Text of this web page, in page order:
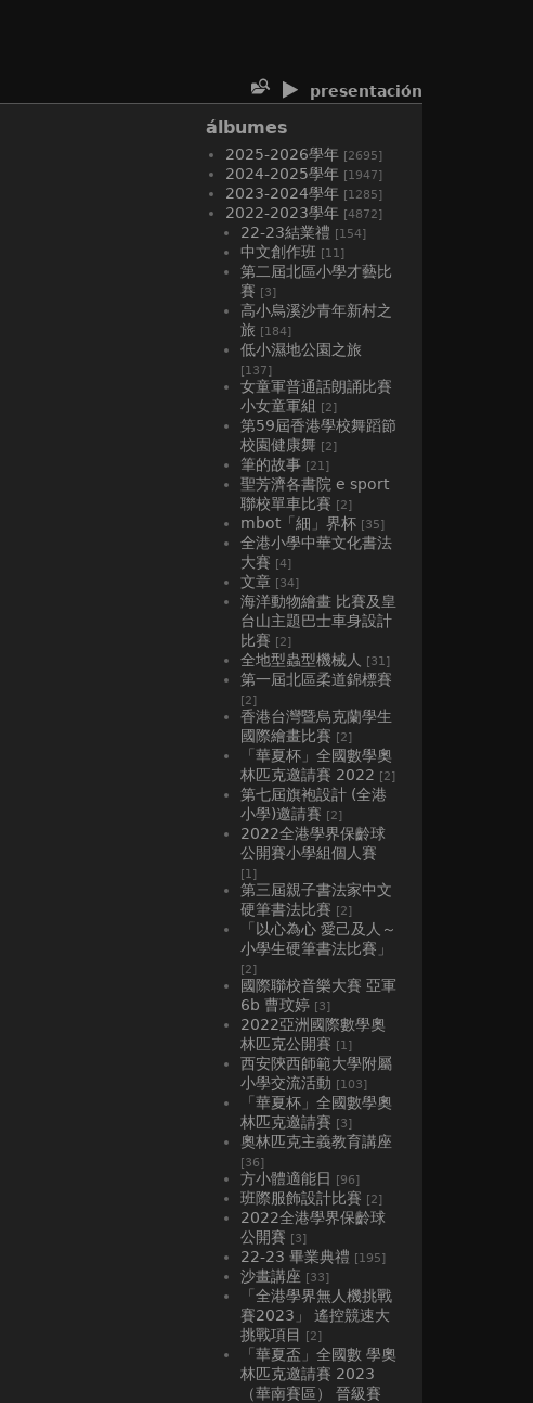
presentación
álbumes
2025-2026學年 [2695]
2024-2025學年 [1947]
2023-2024學年 [1285]
2022-2023學年 [4872]
22-23結業禮 [154]
中文創作班 [11]
第二屆北區小學才藝比
賽 [3]
高小烏溪沙青年新村之
旅 [184]
低小濕地公園之旅
[137]
女童軍普通話朗誦比賽
小女童軍組 [2]
第59屆香港學校舞蹈節
校園健康舞 [2]
筆的故事 [21]
聖芳濟各書院 e sport
聯校單車比賽 [2]
mbot「細」界杯 [35]
全港小學中華文化書法
大賽 [4]
文章 [34]
海洋動物繪畫 比賽及皇
台山主題巴士車身設計
比賽 [2]
全地型蟲型機械人 [31]
第一屆北區柔道錦標賽
[2]
香港台灣暨烏克蘭學生
國際繪畫比賽 [2]
「華夏杯」全國數學奧
林匹克邀請賽 2022 [2]
第七屆旗袍設計 (全港
小學)邀請賽 [2]
2022全港學界保齡球
公開賽小學組個人賽
[1]
第三屆親子書法家中文
硬筆書法比賽 [2]
「以心為心 愛己及人～
小學生硬筆書法比賽」
[2]
國際聯校音樂大賽 亞軍
6b 曹玟婷 [3]
2022亞洲國際數學奧
林匹克公開賽 [1]
西安陝西師範大學附屬
小學交流活動 [103]
「華夏杯」全國數學奧
林匹克邀請賽 [3]
奧林匹克主義教育講座
[36]
方小體適能日 [96]
班際服飾設計比賽 [2]
2022全港學界保齡球
公開賽 [3]
22-23 畢業典禮 [195]
沙畫講座 [33]
「全港學界無人機挑戰
賽2023」 遙控競速大
挑戰項目
[2]
「華夏盃」全國數 學奧
林匹克邀請賽 2023
（華南賽區） 晉級賽